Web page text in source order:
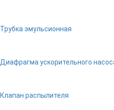
Трубка эмульсионная
Диафрагма ускорительного
Клапан распылителя